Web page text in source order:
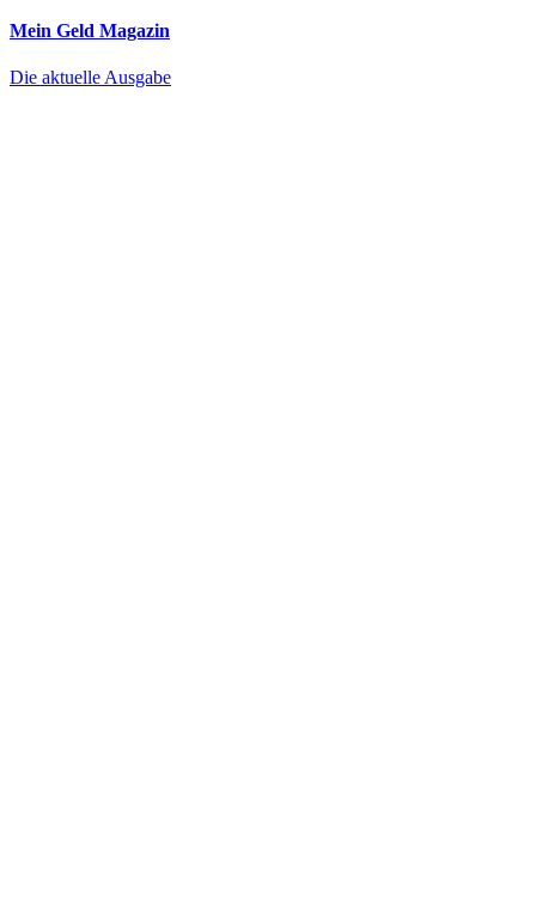
Mein Geld Magazin
Die aktuelle Ausgabe